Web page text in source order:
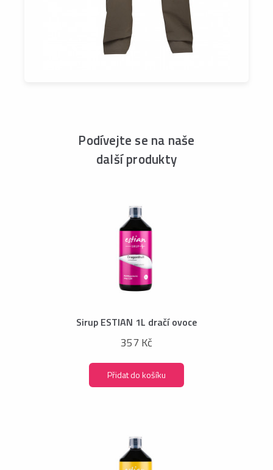
Podívejte se na naše
další produkty
Sirup ESTIAN 1L dračí ovoce
357 Kč
Přidat do košíku